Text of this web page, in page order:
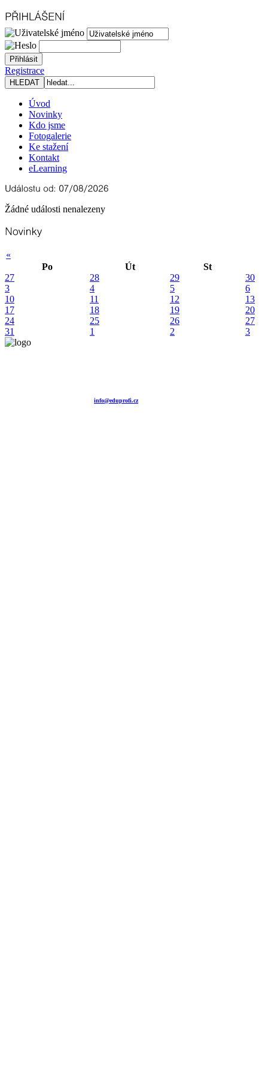
Registrace
Úvod
Novinky
Kdo jsme
Fotogalerie
Ke stažení
Kontakt
eLearning
Žádné události nenalezeny
«
Po
Út
St
27
28 29
30
3
4 5
6
10
11 12
13
17
18 19
20
24
25 26
27
31
1 2 3
info@eduprofi.cz